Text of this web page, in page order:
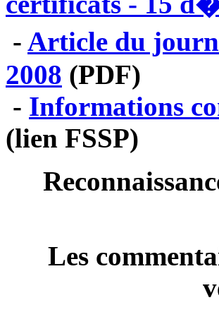
- Article du
2008 (PDF)
- Informations
(lien FSSP)
Les